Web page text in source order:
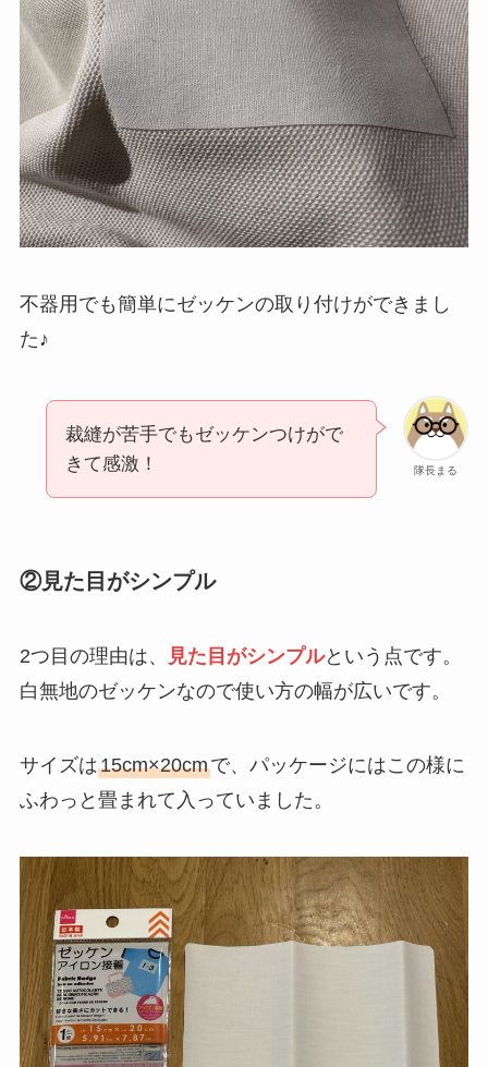
不器用でも簡単にゼッケンの取り付けができまし
た♪
隊長まる
裁縫が苦手でもゼッケンつけがで
きて感激！
②見た目がシンプル
2つ目の理由は、 見た目がシンプルという点です。
白無地のゼッケンなので使い方の幅が広いです。
サイズは15cm×20cmで、パッケージにはこの様に
ふわっと畳まれて入っていました。